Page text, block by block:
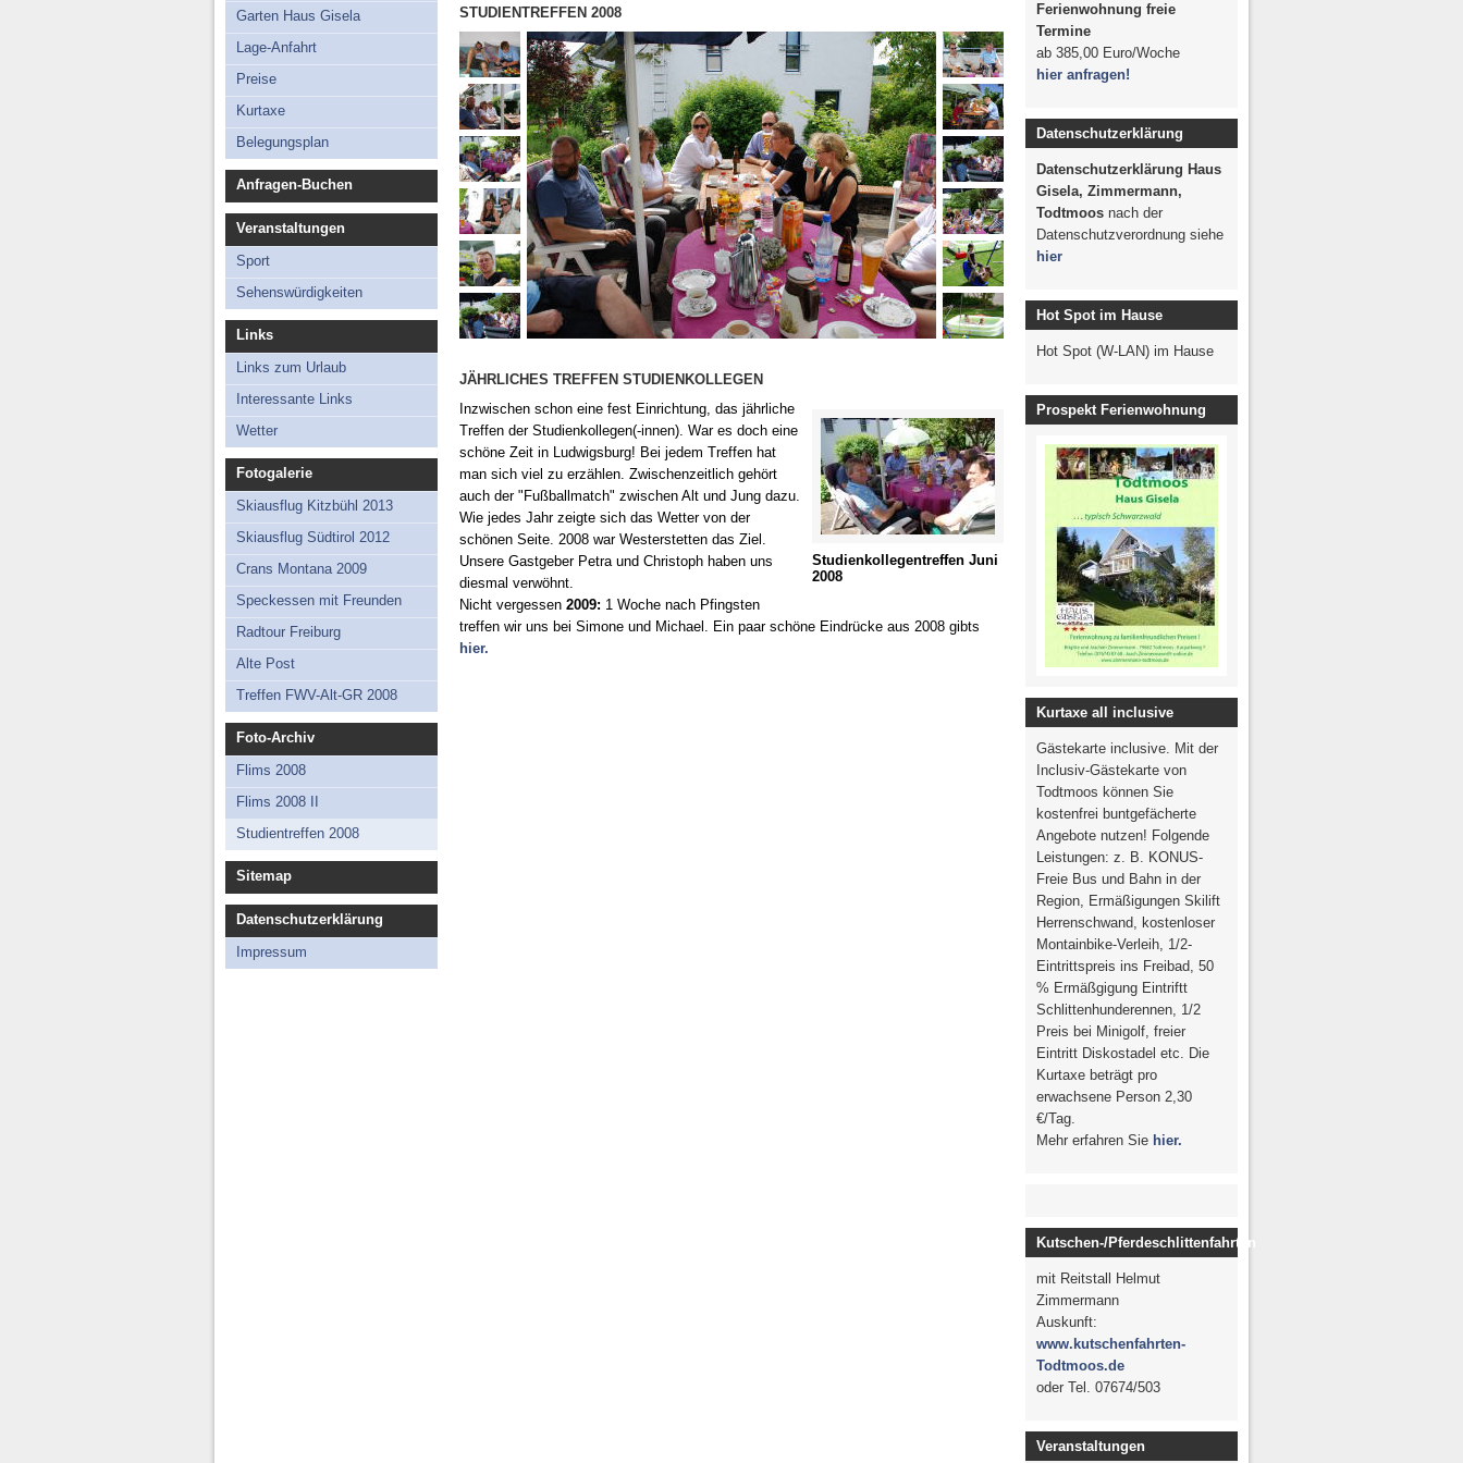
Lage-Anfahrt
Preise
Belegungsplan
Crans Montana 2009
Speckessen mit
Freunden
Radtour Freiburg
Alte Post
Treffen FWV-Alt-GR
2008
Studientreffen 2008
Garten Haus Gisela
Lage-Anfahrt
Preise
Kurtaxe
Belegungsplan
Anfragen-Buchen
Veranstaltungen
Sport
Sehenswürdigkeiten
Links
Links zum Urlaub
Interessante Links
Wetter
Fotogalerie
Skiausflug Kitzbühl 2013
Skiausflug Südtirol 2012
Crans Montana 2009
Speckessen mit Freunden
Radtour Freiburg
Alte Post
Treffen FWV-Alt-GR 2008
Foto-Archiv
Flims 2008
Flims 2008 II
Studientreffen 2008
Sitemap
Datenschutzerklärung
Impressum
STUDIENTREFFEN 2008
JÄHRLICHES TREFFEN STUDIENKOLLEGEN
Studienkollegentreffen Juni
2008
Inzwischen schon eine fest Einrichtung, das jährliche
Treffen der Studienkollegen(-innen). War es doch eine
schöne Zeit in Ludwigsburg! Bei jedem Treffen hat
man sich viel zu erzählen. Zwischenzeitlich gehört
auch der "Fußballmatch" zwischen Alt und Jung dazu.
Wie jedes Jahr zeigte sich das Wetter von der
schönen Seite. 2008 war Westerstetten das Ziel.
Unsere Gastgeber Petra und Christoph haben uns
diesmal verwöhnt.
Nicht vergessen 2009: 1 Woche nach Pfingsten
treffen wir uns bei Simone und Michael. Ein paar schöne Eindrücke aus 2008 gibts
hier.
Ferienwohnung freie
Termine
ab 385,00 Euro/Woche
hier anfragen!
Datenschutzerklärung
Datenschutzerklärung Haus
Gisela, Zimmermann,
Todtmoos nach der
Datenschutzverordnung siehe
hier
Hot Spot im Hause
Hot Spot (W-LAN) im Hause
Prospekt Ferienwohnung
Kurtaxe all inclusive
Gästekarte inclusive. Mit der
Inclusiv-Gästekarte von
Todtmoos können Sie
kostenfrei buntgefächerte
Angebote nutzen! Folgende
Leistungen: z. B. KONUS-
Freie Bus und Bahn in der
Region, Ermäßigungen Skilift
Herrenschwand, kostenloser
Montainbike-Verleih, 1/2-
Eintrittspreis ins Freibad, 50
% Ermäßgigung Eintriftt
Schlittenhunderennen, 1/2
Preis bei Minigolf, freier
Eintritt Diskostadel etc. Die
Kurtaxe beträgt pro
erwachsene Person 2,30
€/Tag.
Mehr erfahren Sie hier.
Kutschen-/Pferdeschlittenfahrten
mit Reitstall Helmut
Zimmermann
Auskunft:
www.kutschenfahrten-
Todtmoos.de
oder Tel. 07674/503
Veranstaltungen